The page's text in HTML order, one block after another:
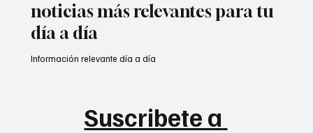
noticias más relevantes para tu
día a día
Suscribete a
Información relevante día a día